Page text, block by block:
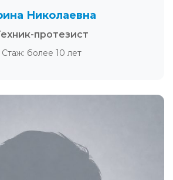
Николаевна
протезист
Стаж: более 10 лет